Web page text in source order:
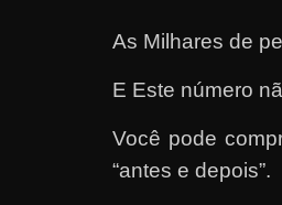
As Milhares de
E Este número
Você pode
“antes e depois”.